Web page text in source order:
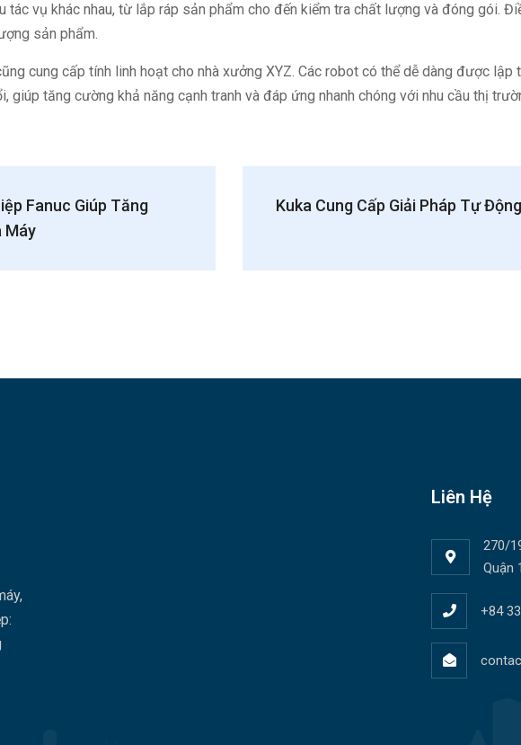
tác vụ khác nhau, từ lắp ráp sản phẩm cho đến kiểm tra chất lượng và đóng gói.
sản phẩm.
cung cấp tính linh hoạt cho nhà xưởng XYZ. Các robot có thể dễ dàng được lập
giúp tăng cường khả năng cạnh tranh và đáp ứng nhanh chóng với nhu cầu thị
Fanuc Giúp Tăng
Máy
Kuka Cung Cấp Giải Pháp Tự
Liên Hệ
270/
Quận
+84